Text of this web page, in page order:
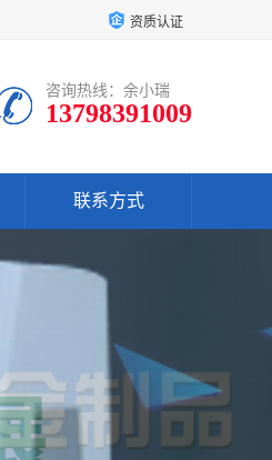
资质认证
咨询热线：余小瑞
13798391009
联系方式